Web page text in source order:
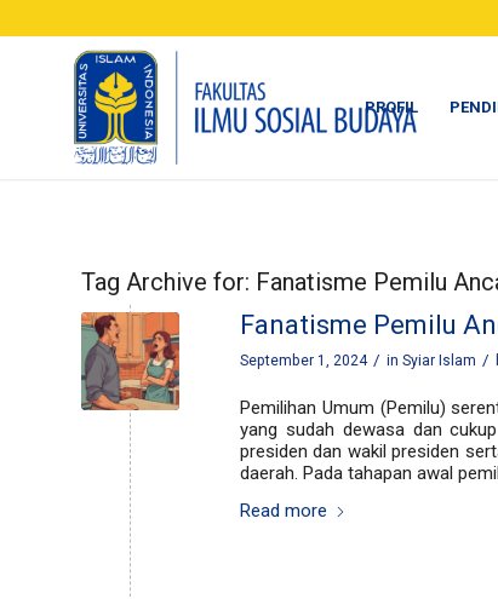
PROFIL
Tag Archive for: Fanatisme Pemilu
Fanatisme Pemilu
September 1, 2024 / in Syiar Islam /
Pemilihan Umum (Pemilu)
yang sudah dewasa dan
presiden dan wakil presiden
daerah. Pada tahapan awal
Read more